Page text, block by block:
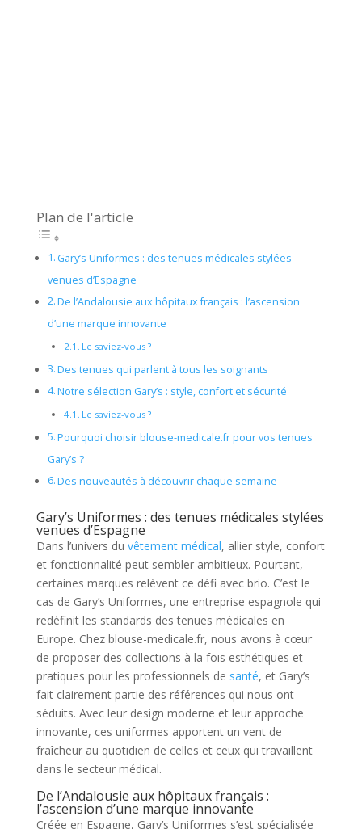
Plan de l'article
Gary’s Uniformes : des tenues médicales stylées
venues d’Espagne
De l’Andalousie aux hôpitaux français : l’ascension
d’une marque innovante
Le saviez-vous ?
Des tenues qui parlent à tous les soignants
Notre sélection Gary’s : style, confort et sécurité
Le saviez-vous ?
Pourquoi choisir blouse-medicale.fr pour vos tenues
Gary’s ?
Des nouveautés à découvrir chaque semaine
Gary’s Uniformes : des tenues médicales stylées
venues d’Espagne
Dans l’univers du vêtement médical, allier style, confort
et fonctionnalité peut sembler ambitieux. Pourtant,
certaines marques relèvent ce défi avec brio. C’est le
cas de Gary’s Uniformes, une entreprise espagnole qui
redéfinit les standards des tenues médicales en
Europe. Chez blouse-medicale.fr, nous avons à cœur
de proposer des collections à la fois esthétiques et
pratiques pour les professionnels de santé, et Gary’s
fait clairement partie des références qui nous ont
séduits. Avec leur design moderne et leur approche
innovante, ces uniformes apportent un vent de
fraîcheur au quotidien de celles et ceux qui travaillent
dans le secteur médical.
De l’Andalousie aux hôpitaux français :
l’ascension d’une marque innovante
Créée en Espagne, Gary’s Uniformes s’est spécialisée